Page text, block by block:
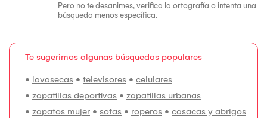
Pero no te desanimes, verifica la ortografía o intenta una
búsqueda menos específica.
Te sugerimos algunas búsquedas populares
• lavasecas • televisores • celulares
• zapatillas deportivas • zapatillas urbanas
• zapatos mujer • sofas • roperos • casacas y abrigos